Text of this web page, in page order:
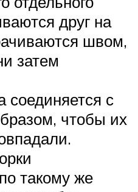
друг на
швом,
затем
соединяется с
чтобы их
такому же